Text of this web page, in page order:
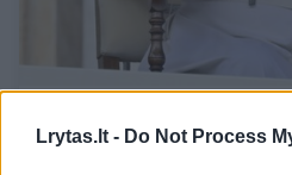
Lrytas.lt - Do Not Process
ligoninėje dėl